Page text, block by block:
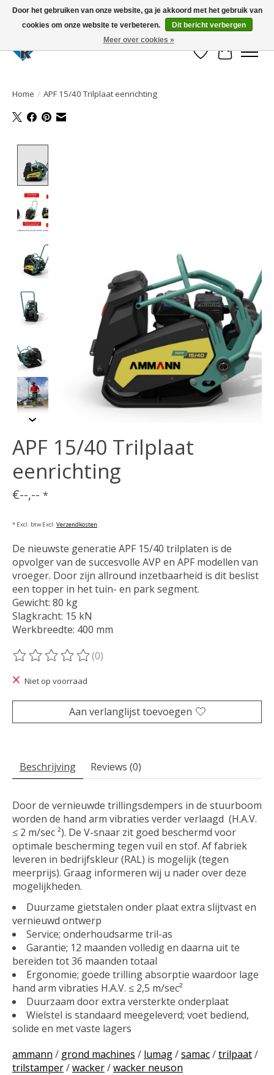
Large selection of products and fast shipping!
Verlanglijst
Home / APF 15/40 Trilplaat eenrichting
APF 15/40 Trilplaat
eenrichting
€--,-- *
* Excl. btw Excl. Verzendkosten
De nieuwste generatie APF 15/40 trilplaten is de
opvolger van de succesvolle AVP en APF modellen van
vroeger. Door zijn allround inzetbaarheid is dit beslist
een topper in het tuin- en park segment.
Gewicht: 80 kg
Slagkracht: 15 kN
Werkbreedte: 400 mm
De beoordeling van dit product is
(0)
Niet op voorraad
Aan verlanglijst toevoegen
Beschrijving Reviews (0)
Door de vernieuwde trillingsdempers in de stuurboom
worden de hand arm vibraties verder verlaagd (H.A.V.
≤ 2 m/sec ²). De V-snaar zit goed beschermd voor
optimale bescherming tegen vuil en stof. Af fabriek
leveren in bedrijfskleur (RAL) is mogelijk (tegen
meerprijs). Graag informeren wij u nader over deze
mogelijkheden.
Duurzame gietstalen onder plaat extra slijtvast en
vernieuwd ontwerp
Service; onderhoudsarme tril-as
Garantie; 12 maanden volledig en daarna uit te
bereiden tot 36 maanden totaal
Ergonomie; goede trilling absorptie waardoor lage
hand arm vibraties H.A.V. ≤ 2,5 m/sec²
Duurzaam door extra versterkte onderplaat
Wielstel is standaard meegeleverd; voet bediend,
solide en met vaste lagers
ammann / grond machines / lumag/samac/trilpaat/
trilstamper/wacker/wacker neuson
Door het gebruiken van onze website, ga je akkoord met het gebruik van
cookies om onze website te verbeteren.
Dit bericht verbergen
Meer over cookies »